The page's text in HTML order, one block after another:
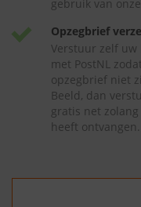
gebruik van
Opzegbrief
Verstuur zelf
met PostNL
opzegbrief niet
Beeld, dan
gratis net
heeft ontvangen.